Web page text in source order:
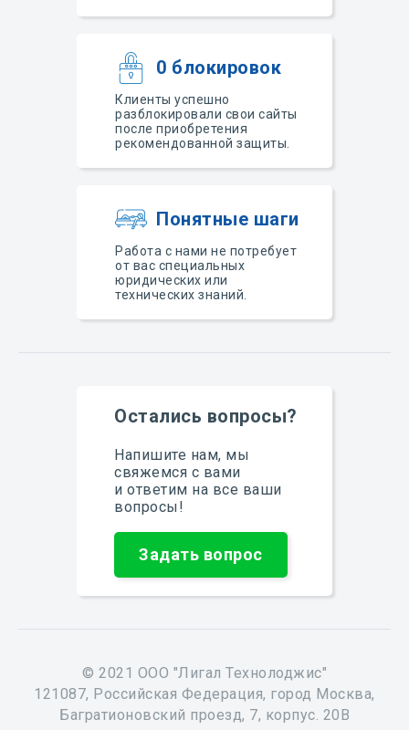
Клиенты успешно
разблокировали свои сайты
после приобретения
рекомендованной защиты.
Работа с нами не потребует
от вас специальных
юридических или
технических знаний.
0 блокировок
Понятные шаги
Напишите нам, мы
свяжемся с вами
и ответим на все ваши
вопросы!
Остались вопросы?
Задать вопрос
© 2021 ООО "Лигал Технолоджис"
121087, Российская Федерация, город Москва,
Багратионовский проезд, 7, корпус. 20В